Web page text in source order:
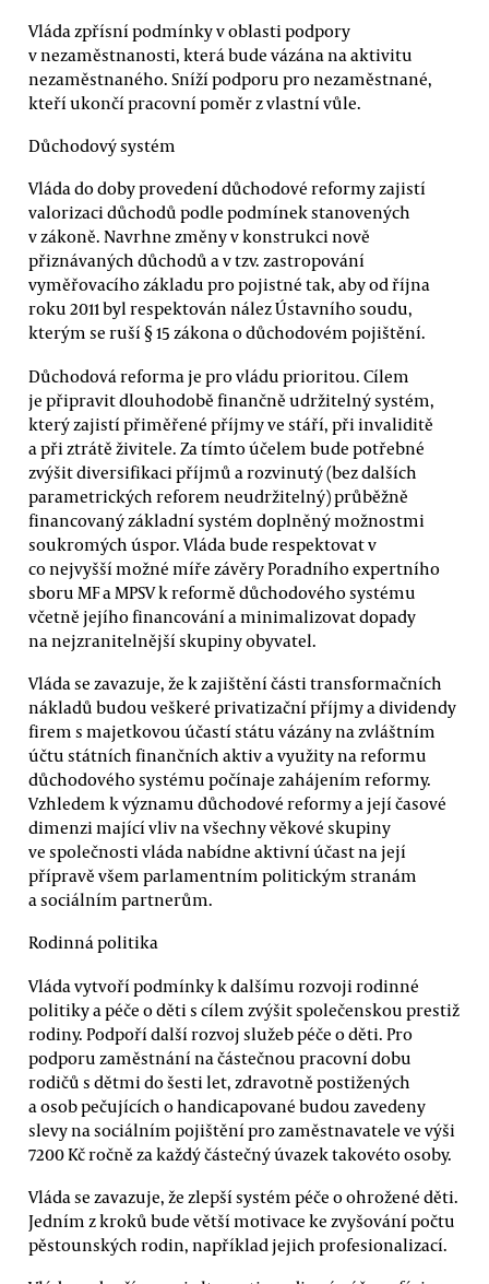
Vláda zpřísní podmínky v oblasti podpory
v nezaměstnanosti, která bude vázána na aktivitu
nezaměstnaného. Sníží podporu pro nezaměstnané,
kteří ukončí pracovní poměr z vlastní vůle.
Důchodový systém
Vláda do doby provedení důchodové reformy zajistí
valorizaci důchodů podle podmínek stanovených
v zákoně. Navrhne změny v konstrukci nově
přiznávaných důchodů a v tzv. zastropování
vyměřovacího základu pro pojistné tak, aby od října
roku 2011 byl respektován nález Ústavního soudu,
kterým se ruší § 15 zákona o důchodovém pojištění.
Důchodová reforma je pro vládu prioritou. Cílem
je připravit dlouhodobě finančně udržitelný systém,
který zajistí přiměřené příjmy ve stáří, při invaliditě
a při ztrátě živitele. Za tímto účelem bude potřebné
zvýšit diversifikaci příjmů a rozvinutý (bez dalších
parametrických reforem neudržitelný) průběžně
financovaný základní systém doplněný možnostmi
soukromých úspor. Vláda bude respektovat v
co nejvyšší možné míře závěry Poradního expertního
sboru MF a MPSV k reformě důchodového systému
včetně jejího financování a minimalizovat dopady
na nejzranitelnější skupiny obyvatel.
Vláda se zavazuje, že k zajištění části transformačních
nákladů budou veškeré privatizační příjmy a dividendy
firem s majetkovou účastí státu vázány na zvláštním
účtu státních finančních aktiv a využity na reformu
důchodového systému počínaje zahájením reformy.
Vzhledem k významu důchodové reformy a její časové
dimenzi mající vliv na všechny věkové skupiny
ve společnosti vláda nabídne aktivní účast na její
přípravě všem parlamentním politickým stranám
a sociálním partnerům.
Rodinná politika
Vláda vytvoří podmínky k dalšímu rozvoji rodinné
politiky a péče o děti s cílem zvýšit společenskou prestiž
rodiny. Podpoří další rozvoj služeb péče o děti. Pro
podporu zaměstnání na částečnou pracovní dobu
rodičů s dětmi do šesti let, zdravotně postižených
a osob pečujících o handicapované budou zavedeny
slevy na sociálním pojištění pro zaměstnavatele ve výši
7200 Kč ročně za každý částečný úvazek takovéto osoby.
Vláda se zavazuje, že zlepší systém péče o ohrožené děti.
Jedním z kroků bude větší motivace ke zvyšování počtu
pěstounských rodin, například jejich profesionalizací.